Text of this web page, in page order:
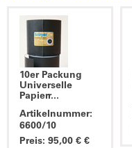
10er Packung
Universelle
Papierr...
Artikelnummer:
6600/10
Preis: 95,00 € €